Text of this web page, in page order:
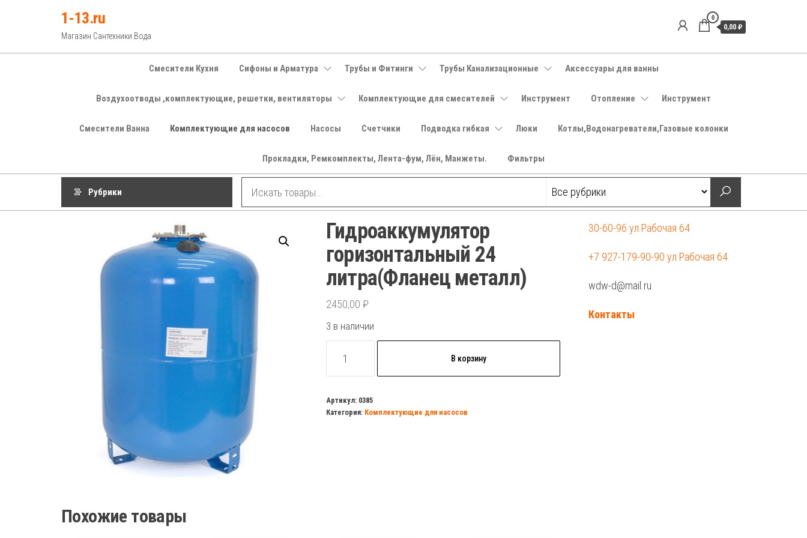
1-13.ru
Магазин Сантехники Вода
0
0,00 ₽
Смесители Кухня Сифоны и Арматура Трубы и Фитинги Трубы Канализационные Аксессуары для ванны
Воздухоотводы ,комплектующие, решетки, вентиляторы Комплектующие для смесителей Инструмент Отопление Инструмент
Смесители Ванна Комплектующие для насосов Насосы Счетчики Подводка гибкая Люки Котлы,Водонагреватели,Газовые колонки
Прокладки, Ремкомплекты, Лента-фум, Лён, Манжеты. Фильтры
Рубрики
Гидроаккумулятор
горизонтальный 24
литра(Фланец металл)
2450,00 ₽
3 в наличии
товара
горизонтальный
24
В корзину
Артикул: 0385
Категория: Комплектующие для насосов
Похожие товары
30-60-96 ул.Рабочая 64
+7 927-179-90-90 ул.Рабочая 64
wdw-d@mail.ru
Контакты